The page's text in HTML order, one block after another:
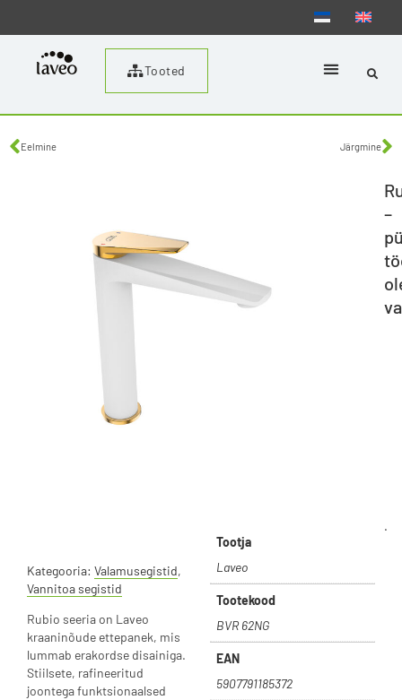
Tooted
Eelmine Järgmine
–
.
Kategooria: Valamusegistid,
Vannitoa segistid
Rubio seeria on Laveo
kraaninõude ettepanek, mis
lummab erakordse disainiga.
Stiilsete, rafineeritud
joontega funktsionaalsed
Tootja
Laveo
Tootekood
BVR 62NG
EAN
5907791185372